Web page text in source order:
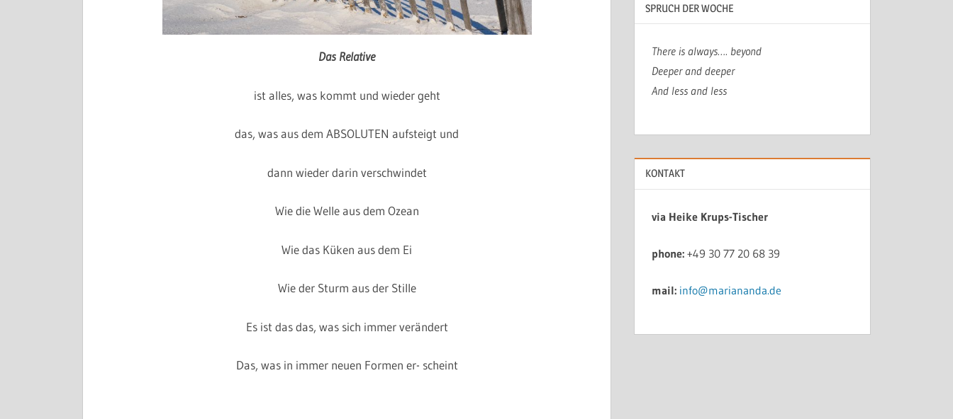
Das Relative
ist alles, was kommt und wieder geht
das, was aus dem ABSOLUTEN aufsteigt und
dann wieder darin verschwindet
Wie die Welle aus dem Ozean
Wie das Küken aus dem Ei
Wie der Sturm aus der Stille
Es ist das das, was sich immer verändert
Das, was in immer neuen Formen er- scheint
SPRUCH DER WOCHE
There is always…. beyond
Deeper and deeper
And less and less
KONTAKT
via Heike Krups-Tischer
phone: +49 30 77 20 68 39
mail: info@mariananda.de